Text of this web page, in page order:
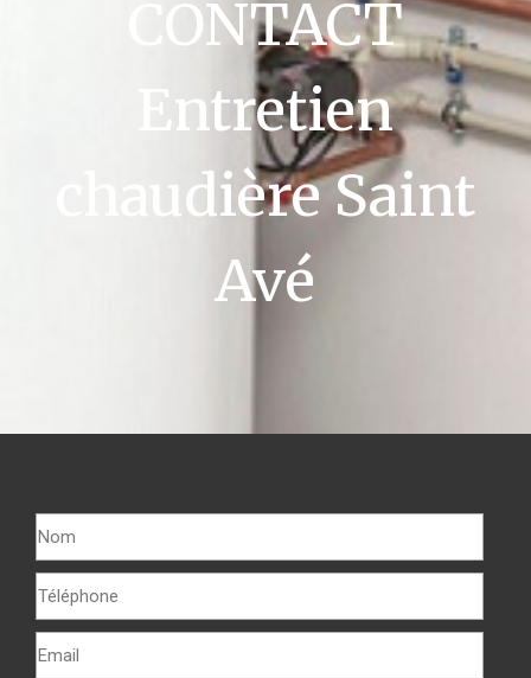
CONTACT
Entretien
chaudière Saint
Avé